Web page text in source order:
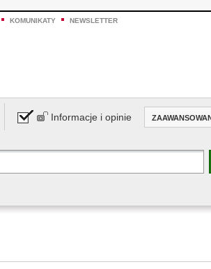
KOMUNIKATY NEWSLETTER
Informacje i opinie